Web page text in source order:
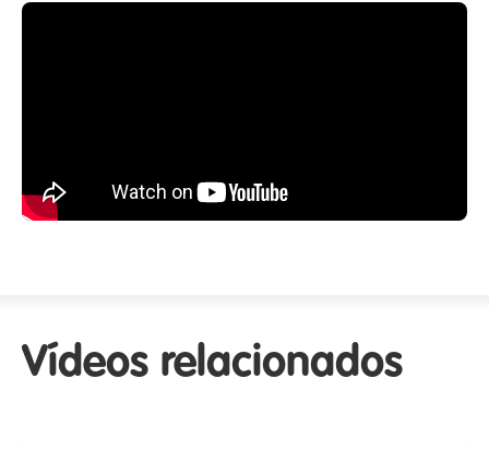
Vídeos relacionados